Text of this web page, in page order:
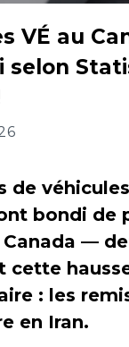
VÉ au
selon
de
bondi de
Canada —
cette
: les
en Iran.